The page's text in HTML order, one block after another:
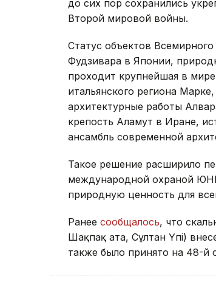
до сих пор сохранились
Второй мировой войны.
Статус объектов
Фудзивара в Японии,
проходит крупнейшая в
итальянского региона
архитектурные работы
крепость Аламут в Иране,
ансамбль современной
Такое решение расширило
международной охраной
природную ценность для
Ранее сообщалось, что
Шақпақ ата, Сұлтан Үпі)
также было принято на 48-й